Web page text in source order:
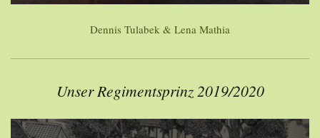
Dennis Tulabek & Lena Mathia
Unser Regimentsprinz 2019/2020